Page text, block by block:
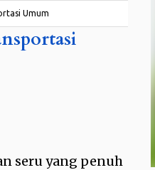
Umum
seru yang penuh